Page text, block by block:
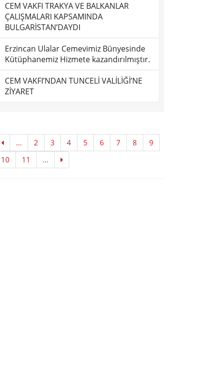
CEM VAKFI TRAKYA VE BALKANLAR
ÇALIŞMALARI KAPSAMINDA
BULGARİSTAN’DAYDI
Erzincan Ulalar Cemevimiz Bünyesinde
Kütüphanemiz Hizmete kazandırılmıştır.
CEM VAKFI’NDAN TUNCELİ VALİLİĞİ’NE
ZİYARET
... 2 3 4 5 6 7 8
9
10
11 ...